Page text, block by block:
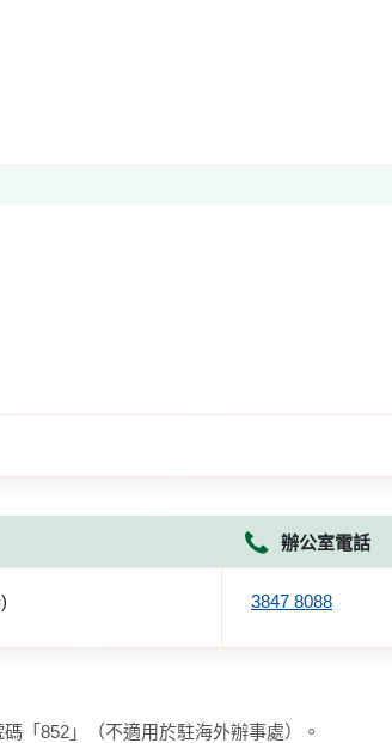
辦公室電話
3847 8088
「852」（不適用於駐海外辦事處）。